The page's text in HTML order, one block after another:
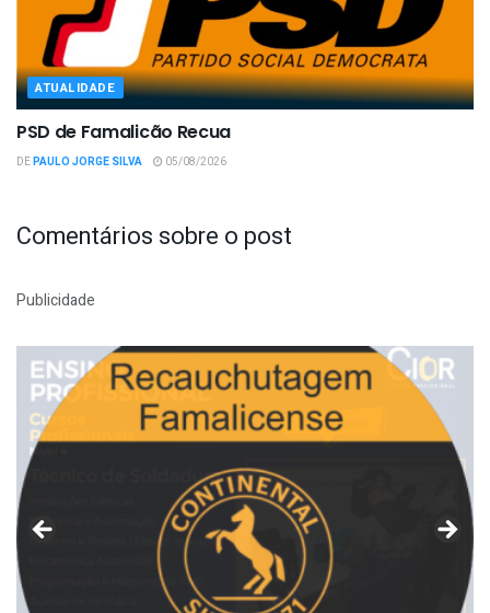
ATUALIDADE
PSD de Famalicão Recua
DEPAULO JORGE SILVA 05/08/2026
Comentários sobre o post
Publicidade